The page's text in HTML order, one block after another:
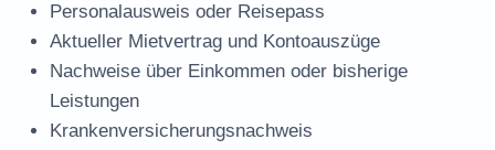
Personalausweis oder Reisepass
Aktueller Mietvertrag und Kontoauszüge
Nachweise über Einkommen oder bisherige
Leistungen
Krankenversicherungsnachweis